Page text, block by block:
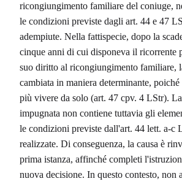
ricongiungimento familiare del coniuge,
le condizioni previste dagli art. 44 e 47
adempiute. Nella fattispecie, dopo la
cinque anni di cui disponeva il ricorrente
suo diritto al ricongiungimento familiare,
cambiata in maniera determinante,
più vivere da solo (art. 47 cpv. 4 LStr). La
impugnata non contiene tuttavia gli
le condizioni previste dall'art. 44 lett. a-c
realizzate. Di conseguenza, la causa è
prima istanza, affinché completi
nuova decisione. In questo contesto, non